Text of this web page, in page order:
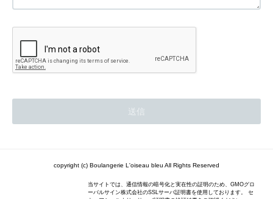
copyright (c) Boulangerie L'oiseau bleu All Rights Reserved
当サイトでは、通信情報の暗号化と実在性の証明のため、GMOグロ
ーバルサイン株式会社のSSLサーバ証明書を使用しております。 セ